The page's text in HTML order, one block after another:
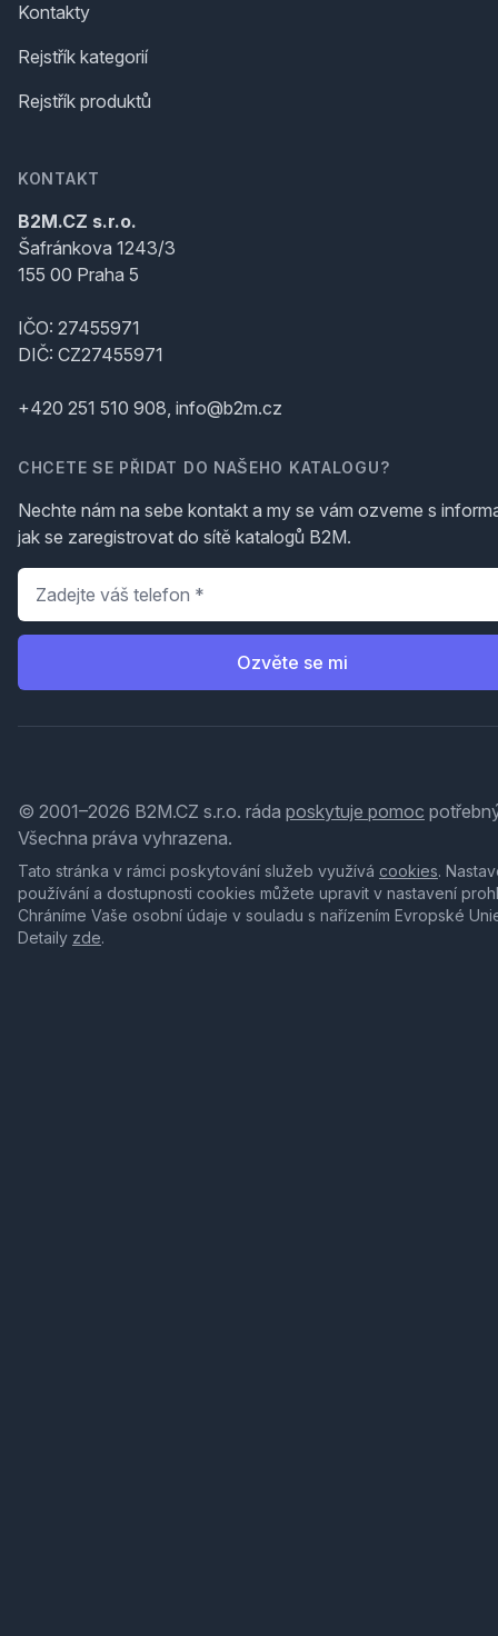
Kontakty
Rejstřík kategorií
Rejstřík produktů
KONTAKT
B2M.CZ s.r.o.
Šafránkova 1243/3
155 00 Praha 5
IČO: 27455971
DIČ: CZ27455971
+420 251 510 908, info@b2m.cz
CHCETE SE PŘIDAT DO NAŠEHO KATALOGU?
Nechte nám na sebe kontakt a my se vám ozveme s
jak se zaregistrovat do sítě katalogů B2M.
Telefon
Ozvěte se mi
© 2001–2026 B2M.CZ s.r.o. ráda poskytuje pomoc
Všechna práva vyhrazena.
Tato stránka v rámci poskytování služeb využívá cookies.
používání a dostupnosti cookies můžete upravit v nastavení
Chráníme Vaše osobní údaje v souladu s nařízením Evropské
Detaily zde.